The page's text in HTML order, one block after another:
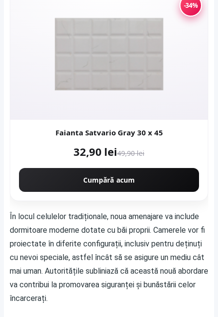
-34%
Faianta Satvario Gray 30 x 45
32,90 lei49,90 lei
Cumpără acum
În locul celulelor tradiționale, noua amenajare va include
dormitoare moderne dotate cu băi proprii. Camerele vor fi
proiectate în diferite configurații, inclusiv pentru deținuți
cu nevoi speciale, astfel încât să se asigure un mediu cât
mai uman. Autoritățile subliniază că această nouă abordare
va contribui la promovarea siguranței și bunăstării celor
încarcerați.